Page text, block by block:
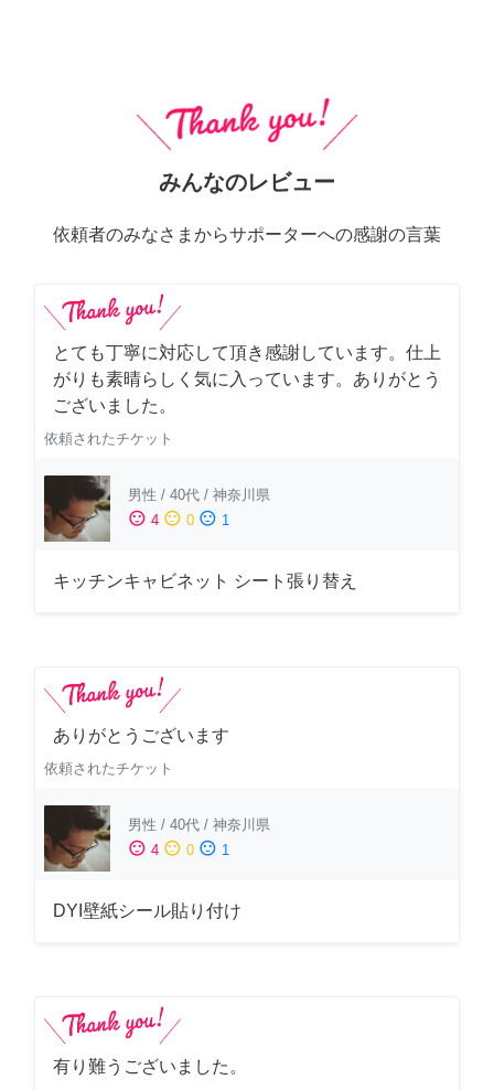
みんなのレビュー
依頼者のみなさまからサポーターへの感謝の言葉
とても丁寧に対応して頂き感謝しています。仕上
がりも素晴らしく気に入っています。ありがとう
ございました。
依頼されたチケット
男性 / 40代 / 神奈川県
sentiment_satisfied 4 sentiment_neutral 0 sentiment_dissatisfied 1
キッチンキャビネット シート張り替え
ありがとうございます
依頼されたチケット
男性 / 40代 / 神奈川県
sentiment_satisfied 4 sentiment_neutral 0 sentiment_dissatisfied 1
DYI壁紙シール貼り付け
有り難うございました。